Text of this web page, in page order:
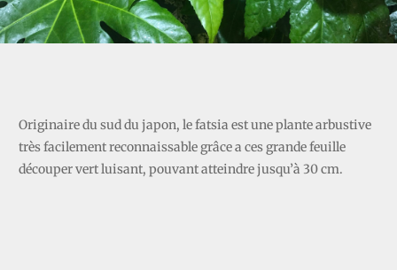
Originaire du sud du japon, le fatsia est une plante arbustive
très facilement reconnaissable grâce a ces grande feuille
découper vert luisant, pouvant atteindre jusqu’à 30 cm.